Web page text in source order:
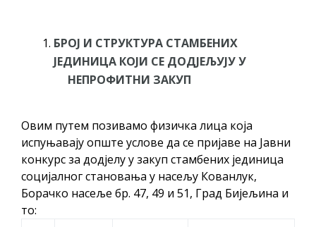
БРОЈ И СТРУКТУРА СТАМБЕНИХ
ЈЕДИНИЦА КОЈИ СЕ ДОДЈЕЉУЈУ У
НЕПРОФИТНИ ЗАКУП
Овим путем позивамо физичка лица која
испуњавају опште услове да се пријаве на Јавни
конкурс за додјелу у закуп стамбених јединица
социјалног становања у насељу Кованлук,
Борачко насеље бр. 47, 49 и 51, Град Бијељина и
то: